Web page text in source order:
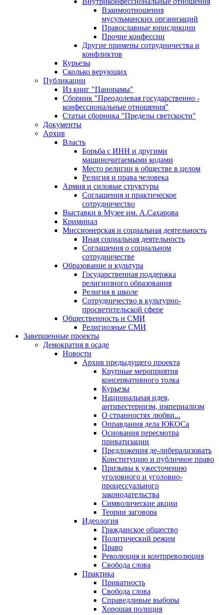
Взаимоотношения
мусульманских организаций
Православные юрисдикции
Прочие конфессии
Другие примеры сотрудничества и
конфликтов
Курьезы
Сколько верующих
Публикации
Из книг "Панорамы"
Сборник "Преодолевая государственно -
конфессиональные отношения"
Статьи сборника "Пределы светскости"
Документы
Архив
Власть
Борьба с ИНН и другими
машиночитаемыми кодами
Место религии в обществе в целом
Религия и права человека
Армия и силовые структуры
Соглашения и практическое
сотрудничество
Выставки в Музее им. А.Сахарова
Криминал
Миссионерская и социальная деятельность
Иная социальная деятельность
Соглашения о социальном
сотрудничестве
Образование и культура
Государственная поддержка
религиозного образования
Религия в школе
Сотрудничество в культурно-
просветительской сфере
Общественность и СМИ
Религиозные СМИ
Завершенные проекты
Демократия в осаде
Новости
Архив предыдущего проекта
Крупные мероприятия
консервативного толка
Курьезы
Национальная идея,
антивестернизм, империализм
О странностях любви...
Оправдания дела ЮКОСа
Основания пересмотра
приватизации
Предложения де-либерализовать
Конституцию и публичное право
Призывы к ужесточению
уголовного и уголовно-
процессуального
законодательства
Символические акции
Теории заговора
Идеология
Гражданское общество
Политический режим
Право
Революция и контрреволюция
Свобода слова
Практика
Приватность
Свобода слова
Справедливые выборы
Хорошая полиция